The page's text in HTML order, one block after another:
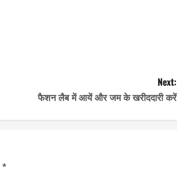
Next:
फैशन लैब में आयें और जम के खरीददारी करें
*